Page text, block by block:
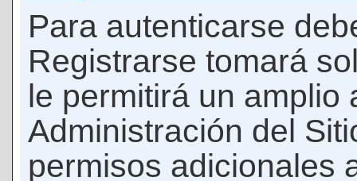
Para autenticarse
Registrarse tomará
le permitirá un amplio
Administración del
permisos adicionales